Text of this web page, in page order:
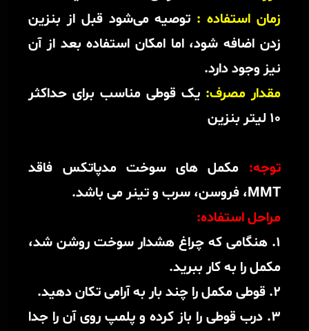
زمان استفاده : توصیه می‌شود قبل از بنزین
زدن اضافه شود، اما امکان استفاده بعد از آن
نیز وجود دارد.
مقدار مصرف:یک قوطی مناسب برای حداکثر
10 لیتر بنزین
توجه: مکمل های سوخت مدپاتکس فاقد
MMT، فروسن، سرب و تینر می باشد.
مراحل استفاده:
1. هنگامی که چراغ هشدار سوخت روشن شد،
مکمل را به کار ببرید.
2. قوطی مکمل را چند بار به آرامی تکان دهید.
3. درب قوطی را باز کرده و پلمپ روی آن را جدا